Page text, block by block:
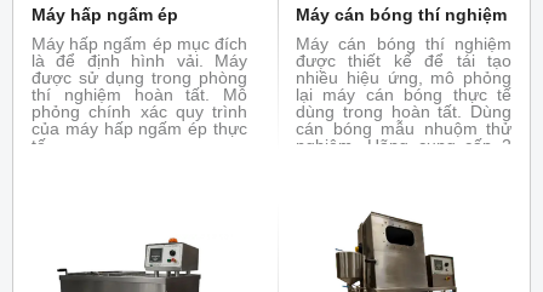
Máy hấp ngấm ép
Máy hấp ngấm ép mục đích
là để định hình vải. Máy
được sử dụng trong phòng
thí nghiệm hoàn tất. Mô
phỏng chính xác quy trình
của máy hấp ngấm ép thực
tế
Máy cán bóng thí nghiệm
Máy cán bóng thí nghiệm
được thiết kế để tái tạo
nhiều hiệu ứng, mô phỏng
lại máy cán bóng thực tế
dùng trong hoàn tất. Dùng
cán bóng mẫu nhuộm thử
nghiệm. Hãng cung cấp 2
hồng ngoại) điều khiển
nhiệt độ bằng tay. Máy có
sẵn tùy chọn cho các vật
liệu len, giấy, cotton,
polyamide.